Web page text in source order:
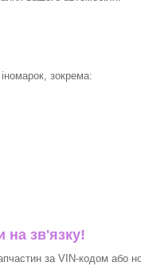
зокрема:
на зв'язку!
за VIN-кодом або